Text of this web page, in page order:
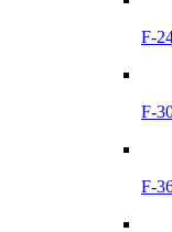
F-
F-
F-